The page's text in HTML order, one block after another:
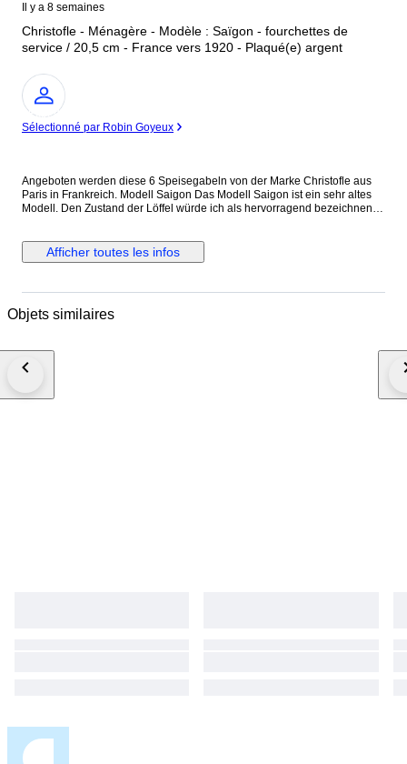
Il y a 8 semaines
Christofle - Ménagère - Modèle : Saïgon - fourchettes de
service / 20,5 cm - France vers 1920 - Plaqué(e) argent
Expert
Sélectionné par Robin Goyeux
Angeboten werden diese 6 Speisegabeln von der Marke Christofle aus
Paris in Frankreich. Modell Saigon Das Modell Saigon ist ein sehr altes
Modell. Den Zustand der Löffel würde ich als hervorragend bezeichnen.
20,5 cm Gewicht ca. 77 g
Afficher toutes les infos
Objets similaires